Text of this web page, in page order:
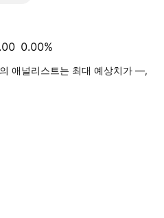
0.00%
애널리스트는 최대 예상치가 —,